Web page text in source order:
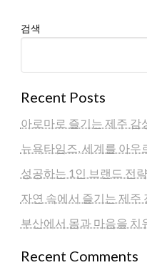
검색
Recent Posts
아로마로 즐기는 제주 감
뉴욕타임즈, 세계를 아우
성공하는 1인 브랜드 전략
자연 속에서 즐기는 제주
부산에서 몸과 마음을 치
Recent Comments